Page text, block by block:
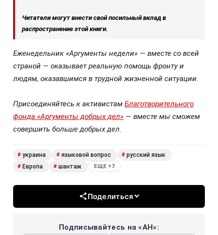
Читатели могут внести свой посильный вклад в
распространение этой книги.
Еженедельник «Аргументы недели» — вместе со всей
страной — оказывает реальную помощь фронту и
людям, оказавшимся в трудной жизненной ситуации.
Присоединяйтесь к активистам Благотворительного
фонда «Аргументы добрых дел» — вместе мы сможем
совершить больше добрых дел.
# украина # языковой вопрос # русский язык
# Европа # шантаж ЕЩЕ +7
Поделиться
Подписывайтесь на «АН»: